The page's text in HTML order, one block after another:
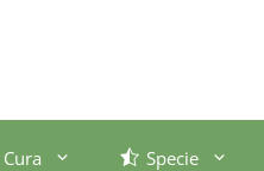
Cura Specie